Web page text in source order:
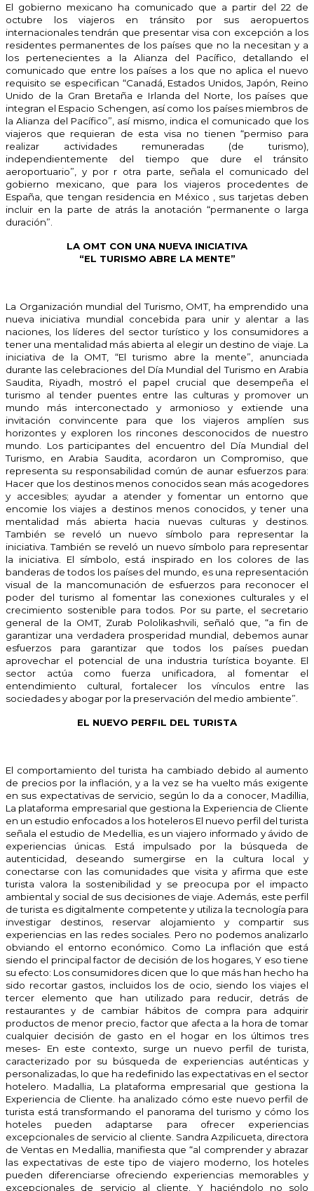
El gobierno mexicano ha comunicado que a partir del 22 de
octubre los viajeros en tránsito por sus aeropuertos
internacionales tendrán que presentar visa con excepción a los
residentes permanentes de los países que no la necesitan y a
los pertenecientes a la Alianza del Pacífico, detallando el
comunicado que entre los países a los que no aplica el nuevo
requisito se especifican “Canadá, Estados Unidos, Japón, Reino
Unido de la Gran Bretaña e Irlanda del Norte, los países que
integran el Espacio Schengen, así como los países miembros de
la Alianza del Pacífico”, así mismo, indica el comunicado que los
viajeros que requieran de esta visa no tienen “permiso para
realizar actividades remuneradas (de turismo),
independientemente del tiempo que dure el tránsito
aeroportuario”, y por r otra parte, señala el comunicado del
gobierno mexicano, que para los viajeros procedentes de
España, que tengan residencia en México , sus tarjetas deben
incluir en la parte de atrás la anotación “permanente o larga
duración”.
LA OMT CON UNA NUEVA INICIATIVA
“EL TURISMO ABRE LA MENTE”
La Organización mundial del Turismo, OMT, ha emprendido una
nueva iniciativa mundial concebida para unir y alentar a las
naciones, los líderes del sector turístico y los consumidores a
tener una mentalidad más abierta al elegir un destino de viaje. La
iniciativa de la OMT, “El turismo abre la mente”, anunciada
durante las celebraciones del Día Mundial del Turismo en Arabia
Saudita, Riyadh, mostró el papel crucial que desempeña el
turismo al tender puentes entre las culturas y promover un
mundo más interconectado y armonioso y extiende una
invitación convincente para que los viajeros amplíen sus
horizontes y exploren los rincones desconocidos de nuestro
mundo. Los participantes del encuentro del Día Mundial del
Turismo, en Arabia Saudita, acordaron un Compromiso, que
representa su responsabilidad común de aunar esfuerzos para:
Hacer que los destinos menos conocidos sean más acogedores
y accesibles; ayudar a atender y fomentar un entorno que
encomie los viajes a destinos menos conocidos, y tener una
mentalidad más abierta hacia nuevas culturas y destinos.
También se reveló un nuevo símbolo para representar la
iniciativa. También se reveló un nuevo símbolo para representar
la iniciativa. El símbolo, está inspirado en los colores de las
banderas de todos los países del mundo, es una representación
visual de la mancomunación de esfuerzos para reconocer el
poder del turismo al fomentar las conexiones culturales y el
crecimiento sostenible para todos. Por su parte, el secretario
general de la OMT, Zurab Pololikashvili, señaló que, “a fin de
garantizar una verdadera prosperidad mundial, debemos aunar
esfuerzos para garantizar que todos los países puedan
aprovechar el potencial de una industria turística boyante. El
sector actúa como fuerza unificadora, al fomentar el
entendimiento cultural, fortalecer los vínculos entre las
sociedades y abogar por la preservación del medio ambiente”.
EL NUEVO PERFIL DEL TURISTA
El comportamiento del turista ha cambiado debido al aumento
de precios por la inflación, y a la vez se ha vuelto más exigente
en sus expectativas de servicio, según lo da a conocer, Madillia,
La plataforma empresarial que gestiona la Experiencia de Cliente
en un estudio enfocados a los hoteleros El nuevo perfil del turista
señala el estudio de Medellia, es un viajero informado y ávido de
experiencias únicas. Está impulsado por la búsqueda de
autenticidad, deseando sumergirse en la cultura local y
conectarse con las comunidades que visita y afirma que este
turista valora la sostenibilidad y se preocupa por el impacto
ambiental y social de sus decisiones de viaje. Además, este perfil
de turista es digitalmente competente y utiliza la tecnología para
investigar destinos, reservar alojamiento y compartir sus
experiencias en las redes sociales. Pero no podemos analizarlo
obviando el entorno económico. Como La inflación que está
siendo el principal factor de decisión de los hogares, Y eso tiene
su efecto: Los consumidores dicen que lo que más han hecho ha
sido recortar gastos, incluidos los de ocio, siendo los viajes el
tercer elemento que han utilizado para reducir, detrás de
restaurantes y de cambiar hábitos de compra para adquirir
productos de menor precio, factor que afecta a la hora de tomar
cualquier decisión de gasto en el hogar en los últimos tres
meses- En este contexto, surge un nuevo perfil de turista,
caracterizado por su búsqueda de experiencias auténticas y
personalizadas, lo que ha redefinido las expectativas en el sector
hotelero. Madallia, La plataforma empresarial que gestiona la
Experiencia de Cliente. ha analizado cómo este nuevo perfil de
turista está transformando el panorama del turismo y cómo los
hoteles pueden adaptarse para ofrecer experiencias
excepcionales de servicio al cliente. Sandra Azpilicueta, directora
de Ventas en Medallia, manifiesta que “al comprender y abrazar
las expectativas de este tipo de viajero moderno, los hoteles
pueden diferenciarse ofreciendo experiencias memorables y
excepcionales de servicio al cliente. Y haciéndolo no solo